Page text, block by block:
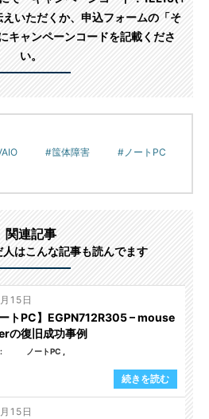
えいただくか、申込フォームの「そ
キャンペーンコードを記載くださ
い。
筺体障害
ノートPC
関連記事
はこんな記事も読んでます
15日
ートPC】EGPN712R305 – mouse
の復旧成功事例
ノートPC
続きを読む
15日